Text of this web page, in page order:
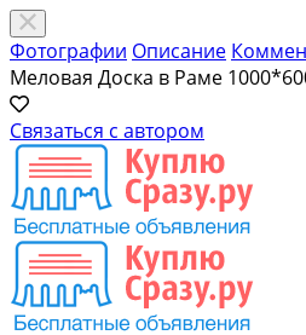
Фотографии Описание
Меловая Доска в Раме
Связаться с автором